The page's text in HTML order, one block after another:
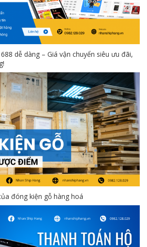
dễ dàng – Giá vận chuyển siêu ưu đãi,
đóng kiện gỗ hàng hoá